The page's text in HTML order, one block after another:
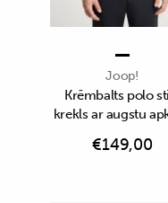
Joop!
Krēmbalts polo
krekls ar augstu
€149,00